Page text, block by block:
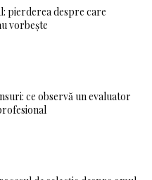
pierderea despre care
vorbește
ce observă un evaluator